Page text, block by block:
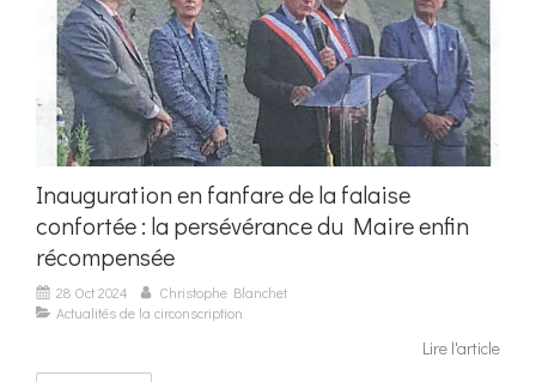
Inauguration en fanfare de la falaise
confortée : la persévérance du Maire enfin
récompensée
28 Oct 2024
Christophe Blanchet
Actualités de la circonscription
Lire l'article